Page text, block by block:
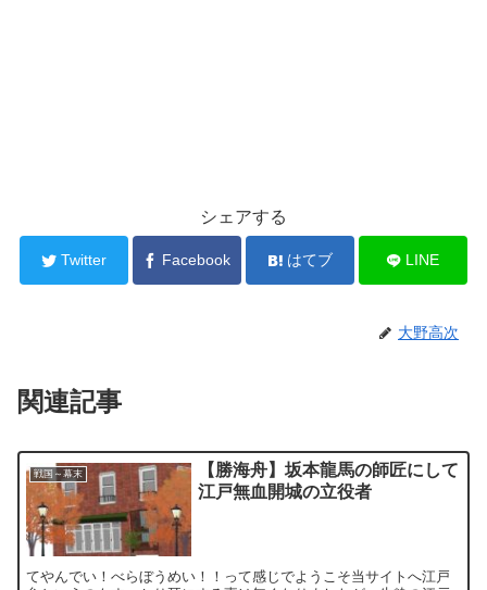
シェアする
Twitter Facebook はてブ LINE
大野高次
関連記事
戦国～幕末
【勝海舟】坂本龍馬の師匠にして
江戸無血開城の立役者
てやんでい！べらぼうめい！！って感じでようこそ当サイトへ江戸